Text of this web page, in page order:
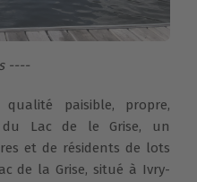
----
paisible, propre,
du Lac de le Grise, un
et de résidents de lots
de la Grise, situé à Ivry-